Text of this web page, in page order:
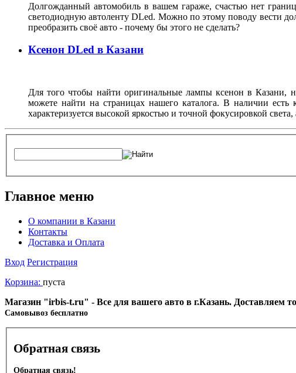
Долгожданный автомобиль в вашем гараже, счастью нет
светодиодную автоленту DLed. Можно по этому поводу вести
преобразить своё авто - почему бы этого не сделать?
Ксенон DLed в Казани
Для того чтобы найти оригинальные лампы ксенон в Казани,
можете найти на страницах нашего каталога. В наличии
характеризуется высокой яркостью и точной фокусировкой
Главное меню
О компании в Казани
Контакты
Доставка и Оплата
Вход Регистрация
Корзина: пуста
Магазин "irbis-t.ru" - Все для вашего авто в г.Казань. Доставляем
Cамовывоз бесплатно
Обратная связь
Обратная связь!